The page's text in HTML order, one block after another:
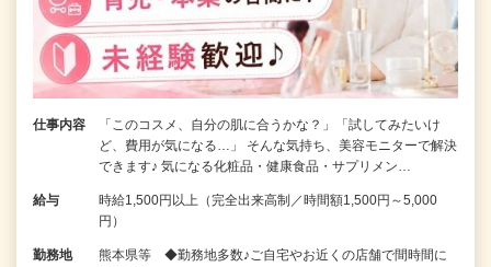
仕事内容
「このコスメ、自分の肌に合うかな？」「試してみたいけ
ど、費用が気になる…」 そんな気持ち、美容モニターで解決
できます♪ 気になる化粧品・健康食品・サプリメン…
給与
時給1,500円以上（完全出来高制／時間額1,500円～5,000
円）
勤務地
熊本県等 ◆勤務地多数♪ご自宅やお近くの店舗で間時間に